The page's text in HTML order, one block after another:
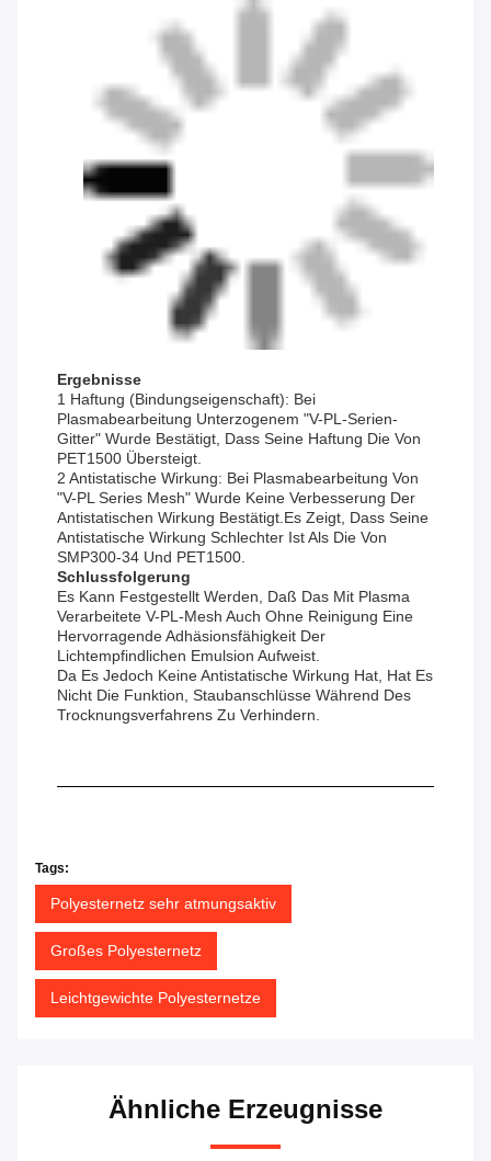
Ergebnisse
1 Haftung (Bindungseigenschaft): Bei
Plasmabearbeitung Unterzogenem "V-PL-Serien-
Gitter" Wurde Bestätigt, Dass Seine Haftung Die Von
PET1500 Übersteigt.
2 Antistatische Wirkung: Bei Plasmabearbeitung Von
"V-PL Series Mesh" Wurde Keine Verbesserung Der
Antistatischen Wirkung Bestätigt.Es Zeigt, Dass Seine
Antistatische Wirkung Schlechter Ist Als Die Von
SMP300-34 Und PET1500.
Schlussfolgerung
Es Kann Festgestellt Werden, Daß Das Mit Plasma
Verarbeitete V-PL-Mesh Auch Ohne Reinigung Eine
Hervorragende Adhäsionsfähigkeit Der
Lichtempfindlichen Emulsion Aufweist.
Da Es Jedoch Keine Antistatische Wirkung Hat, Hat Es
Nicht Die Funktion, Staubanschlüsse Während Des
Trocknungsverfahrens Zu Verhindern.
Tags:
Polyesternetz sehr atmungsaktiv
Großes Polyesternetz
Leichtgewichte Polyesternetze
Ähnliche Erzeugnisse